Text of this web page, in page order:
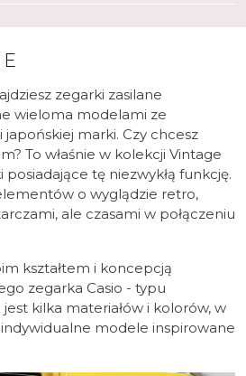
zegarki zasilane
wieloma modelami ze
japońskiej marki. Czy chcesz
To właśnie w kolekcji Vintage
tę niezwykłą funkcję.
o wyglądzie retro,
ale czasami w połączeniu
kształtem i koncepcją
zegarka Casio - typu
kilka materiałów i kolorów, w
modele inspirowane